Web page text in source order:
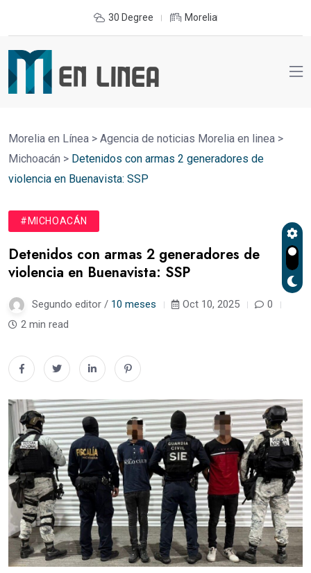
30 Degree Morelia
Morelia en Línea > Agencia de noticias Morelia en linea >
Michoacán > Detenidos con armas 2 generadores de
violencia en Buenavista: SSP
#MICHOACÁN
Detenidos con armas 2 generadores de
violencia en Buenavista: SSP
Segundo editor / 10 meses Oct 10, 2025
0
2 min read